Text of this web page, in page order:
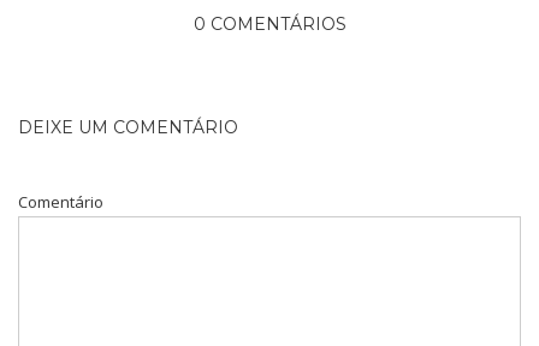
0 COMENTÁRIOS
DEIXE UM COMENTÁRIO
Comentário